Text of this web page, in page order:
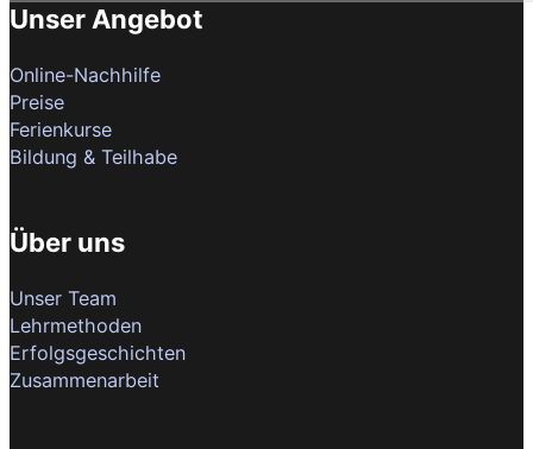
Unser Angebot
Online-Nachhilfe
Preise
Ferienkurse
Bildung & Teilhabe
Über uns
Unser Team
Lehrmethoden
Erfolgsgeschichten
Zusammenarbeit